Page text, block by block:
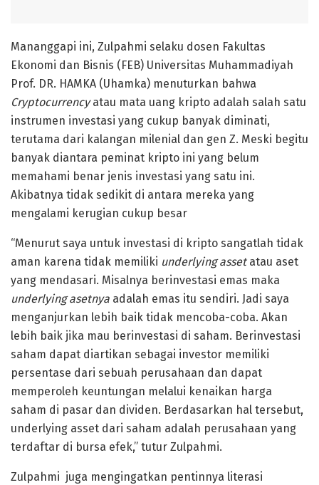
Mananggapi ini, Zulpahmi selaku dosen Fakultas
Ekonomi dan Bisnis (FEB) Universitas Muhammadiyah
Prof. DR. HAMKA (Uhamka) menuturkan bahwa
Cryptocurrencyatau mata uang kripto adalah salah satu
instrumen investasi yang cukup banyak diminati,
terutama dari kalangan milenial dan gen Z. Meski begitu
banyak diantara peminat kripto ini yang belum
memahami benar jenis investasi yang satu ini.
Akibatnya tidak sedikit di antara mereka yang
mengalami kerugian cukup besar
“Menurut saya untuk investasi di kripto sangatlah tidak
aman karena tidak memiliki underlying assetatau aset
yang mendasari. Misalnya berinvestasi emas maka
underlying asetnya adalah emas itu sendiri. Jadi saya
menganjurkan lebih baik tidak mencoba-coba. Akan
lebih baik jika mau berinvestasi di saham. Berinvestasi
saham dapat diartikan sebagai investor memiliki
persentase dari sebuah perusahaan dan dapat
memperoleh keuntungan melalui kenaikan harga
saham di pasar dan dividen. Berdasarkan hal tersebut,
underlying asset dari saham adalah perusahaan yang
terdaftar di bursa efek,” tutur Zulpahmi.
Zulpahmi juga mengingatkan pentinnya literasi